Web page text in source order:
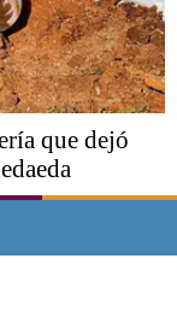
que dejó